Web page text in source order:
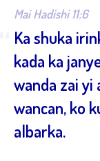
Mai Hadishi 11:6
Ka shuka
kada ka
wanda zai yi
wancan, ko
albarka.